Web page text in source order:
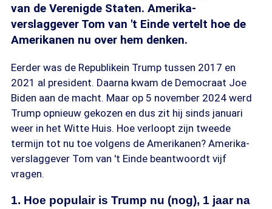
van de Verenigde Staten. Amerika-
verslaggever Tom van 't Einde vertelt hoe de
Amerikanen nu over hem denken.
Eerder was de Republikein Trump tussen 2017 en
2021 al president. Daarna kwam de Democraat Joe
Biden aan de macht. Maar op 5 november 2024 werd
Trump opnieuw gekozen en dus zit hij sinds januari
weer in het Witte Huis. Hoe verloopt zijn tweede
termijn tot nu toe volgens de Amerikanen? Amerika-
verslaggever Tom van 't Einde beantwoordt vijf
vragen.
1. Hoe populair is Trump nu (nog), 1 jaar na